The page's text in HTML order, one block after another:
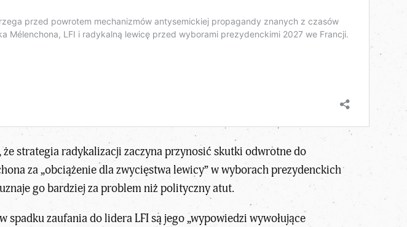
strategia radykalizacji zaczyna przynosić skutki odwrotne do
za „obciążenie dla zwycięstwa lewicy” w wyborach prezydenckich
go bardziej za problem niż polityczny atut.
zaufania do lidera LFI są jego „wypowiedzi wywołujące